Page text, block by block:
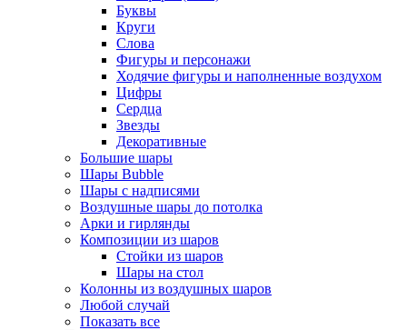
Буквы
Круги
Слова
Фигуры и персонажи
Ходячие фигуры и наполненные воздухом
Цифры
Сердца
Звезды
Декоративные
Большие шары
Шары Bubble
Шары с надписями
Воздушные шары до потолка
Арки и гирлянды
Композиции из шаров
Стойки из шаров
Шары на стол
Колонны из воздушных шаров
Любой случай
Показать все